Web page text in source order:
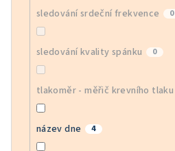
sledování srdeční frekvence 0
sledování kvality spánku 0
tlakoměr - měřič krevního tlaku
název dne 4